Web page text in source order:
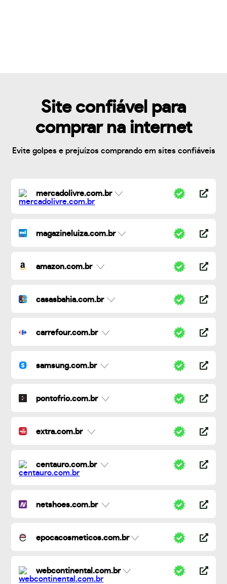
Site confiável para
comprar na internet
Evite golpes e prejuízos comprando em sites confiáveis
mercadolivre.com.br
magazineluiza.com.br
amazon.com.br
casasbahia.com.br
carrefour.com.br
samsung.com.br
pontofrio.com.br
extra.com.br
centauro.com.br
netshoes.com.br
epocacosmeticos.com.br
webcontinental.com.br